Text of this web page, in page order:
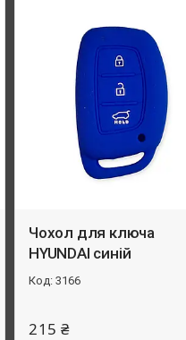
Чохол для ключа
HYUNDAI синій
3166
215 ₴